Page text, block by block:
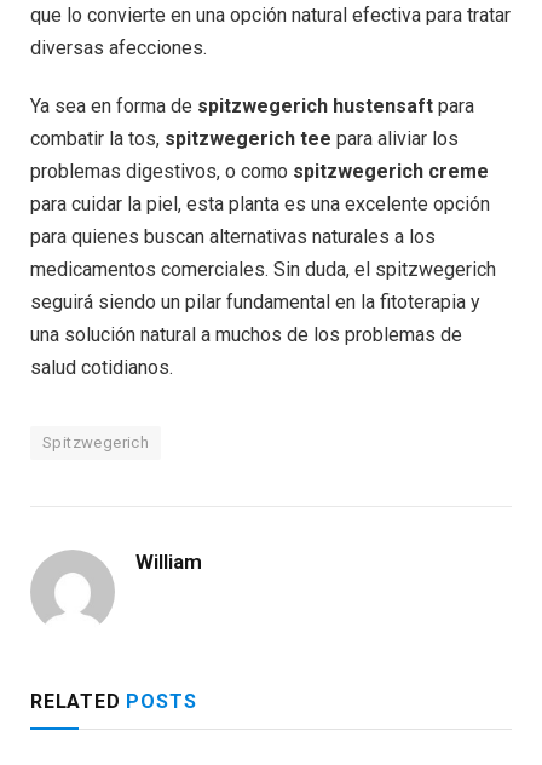
que lo convierte en una opción natural efectiva para tratar
diversas afecciones.
Ya sea en forma de spitzwegerich hustensaft para
combatir la tos, spitzwegerich tee para aliviar los
problemas digestivos, o como spitzwegerich creme
para cuidar la piel, esta planta es una excelente opción
para quienes buscan alternativas naturales a los
medicamentos comerciales. Sin duda, el spitzwegerich
seguirá siendo un pilar fundamental en la fitoterapia y
una solución natural a muchos de los problemas de
salud cotidianos.
Spitzwegerich
William
RELATED POSTS